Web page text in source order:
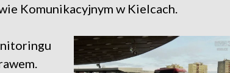
Komunikacyjnym w Kielcach.